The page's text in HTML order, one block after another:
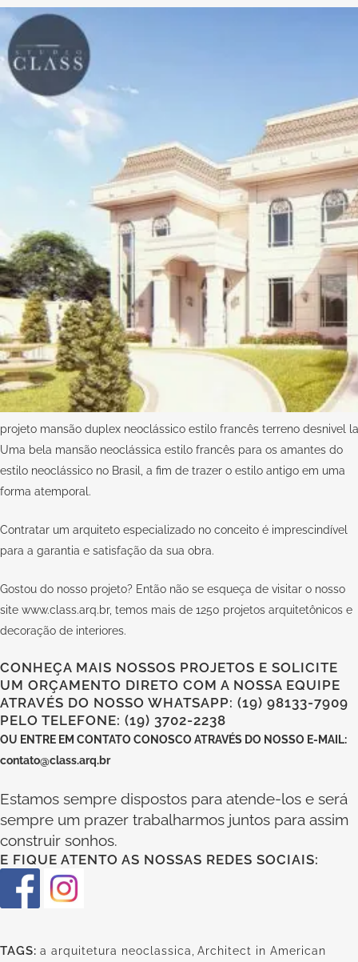
projeto mansão duplex neoclássico estilo francês terreno desnivel
Uma bela mansão neoclássica estilo francês para os amantes do
estilo neoclássico no Brasil, a fim de trazer o estilo antigo em uma
forma atemporal.
Contratar um arquiteto especializado no conceito é imprescindível
para a garantia e satisfação da sua obra.
Gostou do nosso projeto? Então não se esqueça de visitar o nosso
site www.class.arq.br, temos mais de 1250 projetos arquitetônicos e
decoração de interiores.
CONHEÇA MAIS NOSSOS PROJETOS E SOLICITE
UM ORÇAMENTO DIRETO COM A NOSSA EQUIPE
ATRAVÉS DO NOSSO WHATSAPP: (19) 98133-7909
PELO TELEFONE: (19) 3702-2238
OU ENTRE EM CONTATO CONOSCOATRAVÉS DO NOSSO E-MAIL:
contato@class.arq.br
Estamos sempre dispostos para atende-los e será
sempre um prazer trabalharmos juntos para assim
construir sonhos.
E FIQUE ATENTO AS NOSSAS REDES SOCIAIS:
TAGS: a arquitetura neoclassica Architect in American